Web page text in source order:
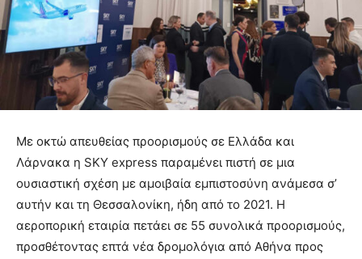
Με οκτώ απευθείας προορισμούς σε Ελλάδα και
Λάρνακα η SKY express παραμένει πιστή σε μια
ουσιαστική σχέση με αμοιβαία εμπιστοσύνη ανάμεσα σ’
αυτήν και τη Θεσσαλονίκη, ήδη από το 2021. Η
αεροπορική εταιρία πετάει σε 55 συνολικά προορισμούς,
προσθέτοντας επτά νέα δρομολόγια από Αθήνα προς